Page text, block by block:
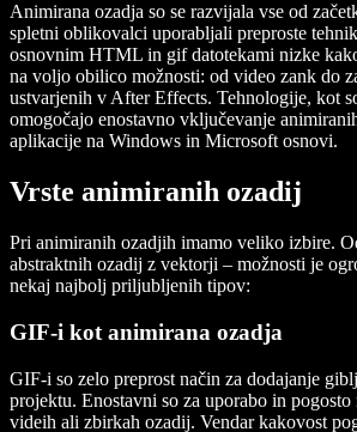
Animirana ozadja so se razvijala vse od
spletni oblikovalci uporabljali preproste
osnovnim HTML in gif datotekami nizke
na voljo obilico možnosti: od video zank do
ustvarjenih v After Effects. Tehnologije, kot
omogočajo enostavno vključevanje
aplikacije na Windows in Microsoft osnovi.
Vrste animiranih ozadij
Pri animiranih ozadjih imamo veliko izbire.
abstraktnih ozadij z vektorji – možnosti je
nekaj najbolj priljubljenih tipov:
GIF-i kot animirana ozadja
GIF-i so zelo preprost način za dodajanje
projektu. Enostavni so za uporabo in
videih ali zbirkah ozadij. Vendar kakovost